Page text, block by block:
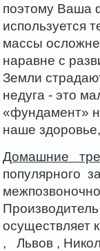
поэтому Ваша
используется
массы
наравне с
Земли
недуга - это
«фундамент»
наше
Домашние
популярного
осуществляет
, Львов ,